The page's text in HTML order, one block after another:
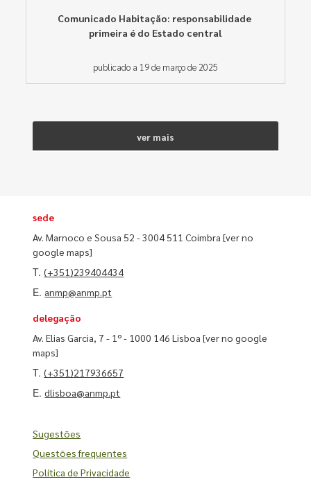
Comunicado Habitação: responsabilidade
primeira é do Estado central
publicado a 19 de março de 2025
ver mais
sede
Av. Marnoco e Sousa 52 - 3004 511 Coimbra[ver no
google maps]
T.(+351)239404434
E. anmp@anmp.pt
delegação
Av. Elias Garcia, 7 - 1º - 1000 146 Lisboa[ver no google
maps]
T.(+351)217936657
E.dlisboa@anmp.pt
Sugestões
Questões frequentes
Política de Privacidade